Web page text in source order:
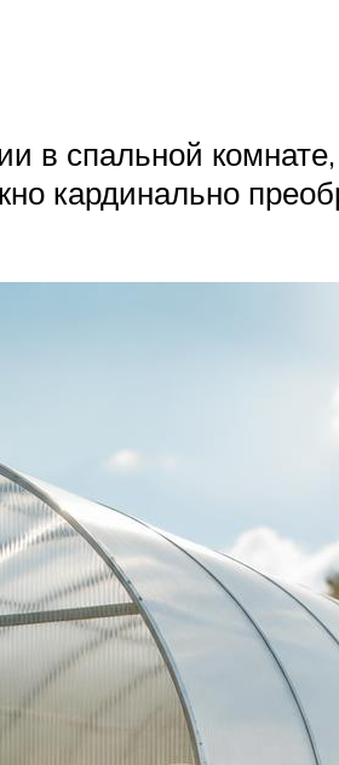
в спальной
кардинально